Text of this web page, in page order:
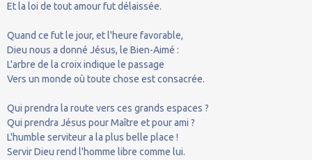
Et la loi de tout amour fut délaissée.
Quand ce fut le jour, et l'heure favorable,
Dieu nous a donné Jésus, le Bien-Aimé :
L'arbre de la croix indique le passage
Vers un monde où toute chose est consacrée.
Qui prendra la route vers ces grands espaces ?
Qui prendra Jésus pour Maître et pour ami ?
L'humble serviteur a la plus belle place !
Servir Dieu rend l'homme libre comme lui.